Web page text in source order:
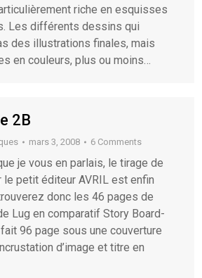
riche en esquisses
Les différents dessins qui
des illustrations finales, mais
en couleurs, plus ou moins…
2B
mars 3, 2008 6 Comments
je vous en parlais, le tirage de
le petit éditeur AVRIL est enfin
donc les 46 pages de
Lug en comparatif Story Board-
96 page sous une couverture
d’image et titre en